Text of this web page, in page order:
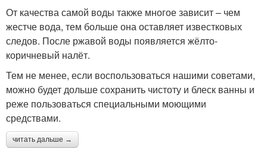
От качества самой воды также многое зависит – чем
жестче вода, тем больше она оставляет известковых
следов. После ржавой воды появляется жёлто-
коричневый налёт.
Тем не менее, если воспользоваться нашими советами,
можно будет дольше сохранить чистоту и блеск ванны и
реже пользоваться специальными моющими
средствами.
читать дальше →